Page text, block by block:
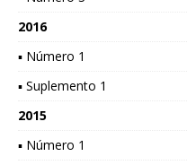
2016
▪ Número 1
▪ Suplemento 1
2015
▪ Número 1